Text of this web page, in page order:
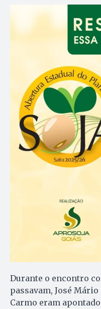
Durante o encontro
passavam, José
Carmo eram